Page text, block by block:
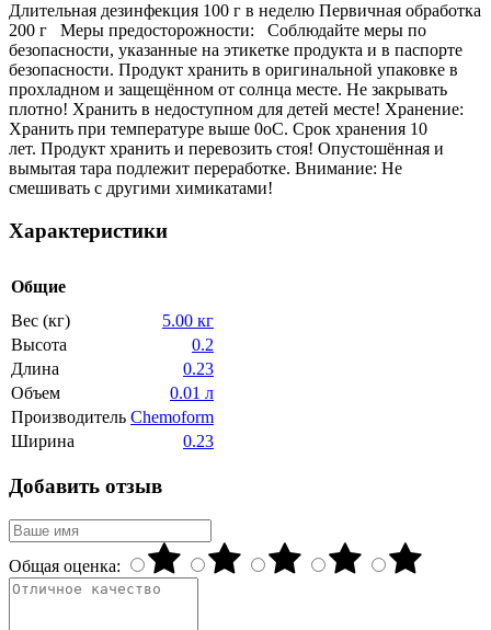
Длительная дезинфекция 100 г в неделю Первичная обработка
200 г Меры предосторожности: Соблюдайте меры по
безопасности, указанные на этикетке продукта и в паспорте
безопасности. Продукт хранить в оригинальной упаковке в
прохладном и защещённом от солнца месте. Не закрывать
плотно! Хранить в недоступном для детей месте! Хранение:
Хранить при температуре выше 0оС. Срок хранения 10
лет. Продукт хранить и перевозить стоя! Опустошённая и
вымытая тара подлежит переработке. Внимание: Не
смешивать с другими химикатами!
Характеристики
Общие
Вес (кг)
5.00 кг
Высота
0.2
Длина
0.23
Объем
0.01 л
Производитель Chemoform
Ширина
0.23
Добавить отзыв
Общая оценка: